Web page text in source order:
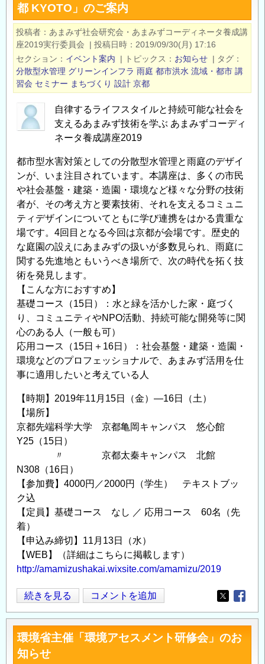
づ
く
り
史
連
続
座
「近
の
都
市
水
害
と
そ
の
要
因
を
考
え
る」
の
都 KYOTO」のご案内
投稿者
あまみず社会研究会・あまみずコーディネータ養成講
座2019実行委員会
| 投稿日時
2019/09/30(月) 17:16
セクション
イベント案内 | トピックス お知らせ | タグ
分散型水管理 グリーンインフラ 雨庭 都市洪水 流域・都市 講
習会 セミナー まちづくり 設計 京都
自律するライフスタイルと持続可能な社会を
支えるあまみず技術を学ぶ あまみずコーディ
ネータ養成講座2019
都市型水害対策としての分散型水管理と雨庭のデザイ
ンが、いま注目されています。本講座は、多くの市民
や社会基盤・建築・造園・環境など様々な分野の技術
者が、その考え方と要素技術、それを支えるコミュニ
ティデザインについてともに学び連携をはかる貴重な
場です。4回目となる今回は京都が会場です。歴史的
な庭園の設えにあまみずの扱いが多数見られ、雨庭に
関する先進地ともいうべき場所で、次の時代を拓く技
術を発見します。
【こんな方におすすめ】
基礎コース（15日）：水と緑を活かした家・庭づく
り、コミュニティやNPO活動、持続可能な開発等に関
心のある人（一般も可）
応用コース（15日＋16日）：社会基盤・建築・造園・
環境などのプロフェッショナルで、あまみず活用を仕
事に適用したいと考えている人
【時期】2019年11月15日（金）―16日（土）
【場所】
京都先端科学大学 京都亀岡キャンパス 悠心館
Y25（15日）
〃 京都太秦キャンパス 北館
N308（16日）
【参加費】4000円／2000円（学生） テキストブッ
ク込
【定員】基礎コース なし ／ 応用コース 60名（先
着）
【申込み締切】11月13日（水）
【WEB】（詳細はこちらに掲載します）
http://amamizushakai.wixsite.com/amamizu/2019
「あ
ま
み
ず
コ
続きを見る コメントを追加
Opens in
環境省主催「環境アセスメント研修会」のお
知らせ